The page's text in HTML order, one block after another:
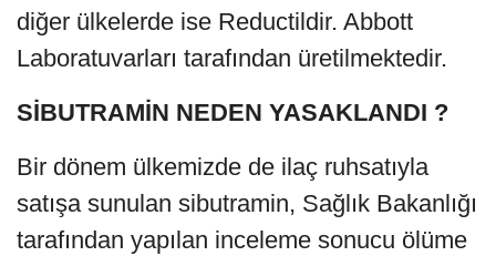
diğer ülkelerde ise Reductildir. Abbott
Laboratuvarları tarafından üretilmektedir.
SİBUTRAMİN NEDEN YASAKLANDI ?
Bir dönem ülkemizde de ilaç ruhsatıyla
satışa sunulan sibutramin, Sağlık Bakanlığı
tarafından yapılan inceleme sonucu ölüme